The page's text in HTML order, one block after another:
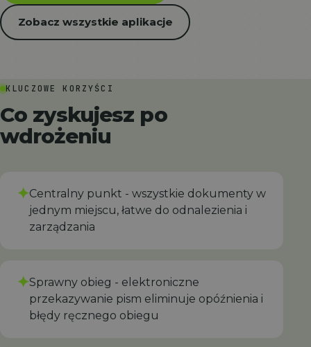
Zobacz wszystkie aplikacje
KLUCZOWE KORZYŚCI
Co zyskujesz po
wdrożeniu
✦Centralny punkt - wszystkie dokumenty w
jednym miejscu, łatwe do odnalezienia i
zarządzania
✦Sprawny obieg - elektroniczne
przekazywanie pism eliminuje opóźnienia i
błędy ręcznego obiegu